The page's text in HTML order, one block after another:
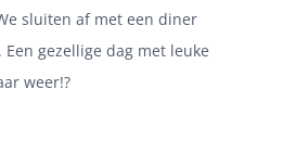
sluiten af met een diner
gezellige dag met leuke
weer!?